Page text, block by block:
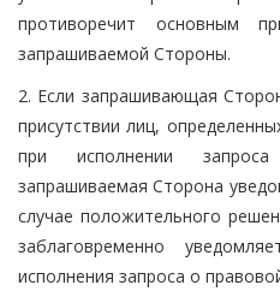
противоречит основным
запрашиваемой Стороны.
2. Если запрашивающая
присутствии лиц,
при исполнении
запрашиваемая Сторона
случае положительного
заблаговременно
исполнения запроса о